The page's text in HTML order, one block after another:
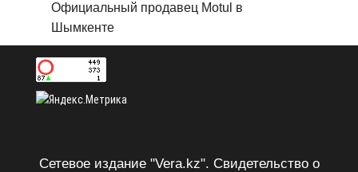
Официальный продавец Motul в
Шымкенте
Сетевое издание "Vera.kz". Свидетельство о